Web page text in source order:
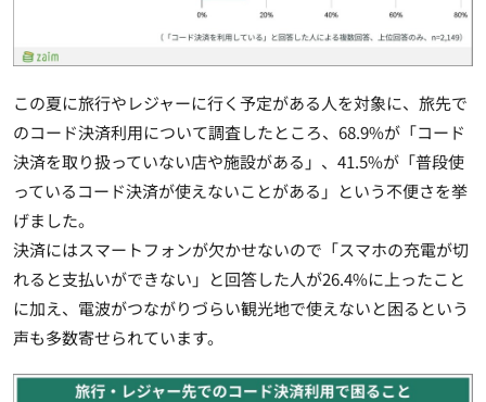
この夏に旅行やレジャーに行く予定がある人を対象に、旅先で
のコード決済利用について調査したところ、68.9%が「コード
決済を取り扱っていない店や施設がある」、41.5%が「普段使
っているコード決済が使えないことがある」という不便さを挙
げました。
決済にはスマートフォンが欠かせないので「スマホの充電が切
れると支払いができない」と回答した人が26.4%に上ったこと
に加え、電波がつながりづらい観光地で使えないと困るという
声も多数寄せられています。